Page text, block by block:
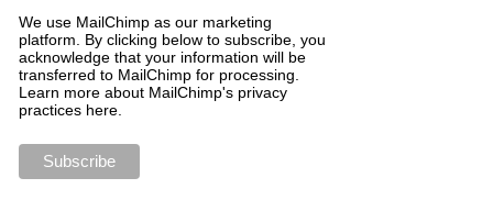
We use MailChimp as our marketing
platform
By clicking below to subscribe you
acknowledge that your information will be
transferred to MailChimp for processing
Learn more about MailChimp's privacy
practices here